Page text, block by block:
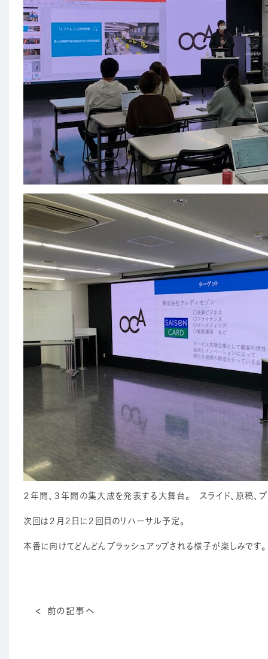
２年間、３年間の集大成を発表する大舞台。 スライド、原稿、
次回は２月２日に２回目のリハーサル予定。
本番に向けてどんどんブラッシ
前の記事へ